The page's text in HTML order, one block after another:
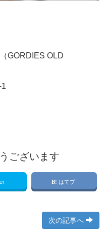
（GORDIES OLD
ございます
はてブ
次の記事へ